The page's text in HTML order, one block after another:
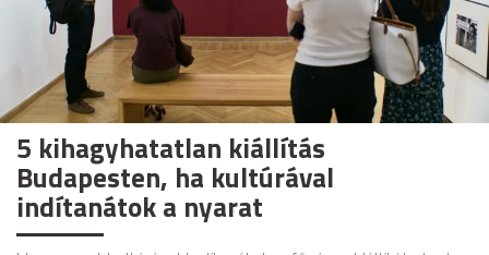
5 kihagyhatatlan kiállítás
Budapesten, ha kultúrával
indítanátok a nyarat